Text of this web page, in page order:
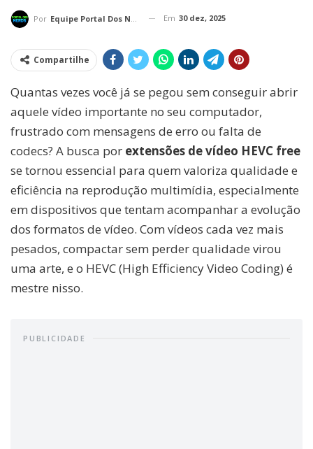
Por Equipe Portal Dos Nerds Em 30 dez, 2025
Compartilhe
Quantas vezes você já se pegou sem conseguir abrir
aquele vídeo importante no seu computador,
frustrado com mensagens de erro ou falta de
codecs? A busca por extensões de vídeo HEVC free
se tornou essencial para quem valoriza qualidade e
eficiência na reprodução multimídia, especialmente
em dispositivos que tentam acompanhar a evolução
dos formatos de vídeo. Com vídeos cada vez mais
pesados, compactar sem perder qualidade virou
uma arte, e o HEVC (High Efficiency Video Coding) é
mestre nisso.
PUBLICIDADE